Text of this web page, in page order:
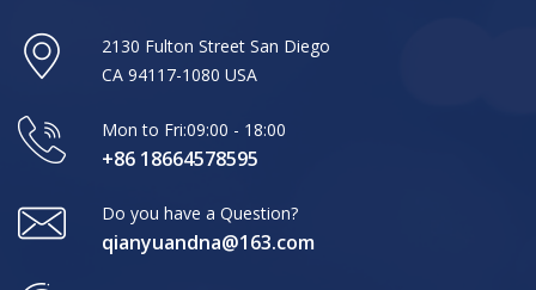
2130 Fulton Street San Diego
CA 94117-1080 USA
Mon to Fri:09:00 - 18:00
+86 18664578595
Do you have a Question?
qianyuandna@163.com